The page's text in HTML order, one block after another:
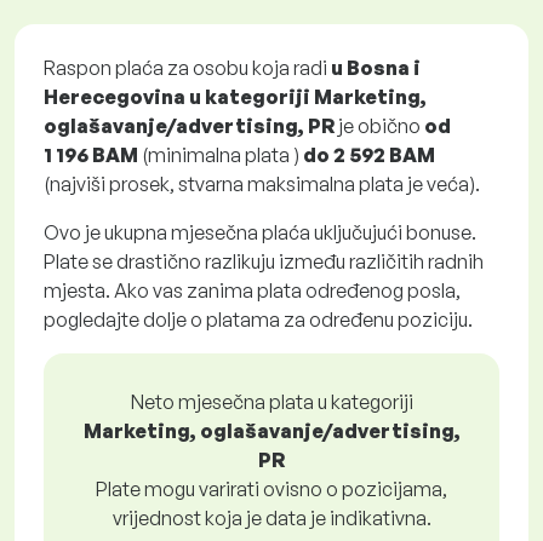
Raspon plaća za osobu koja radi u Bosna i
Herecegovina u kategoriji Marketing,
oglašavanje/advertising, PR je obično od
1 196 BAM (minimalna plata ) do 2 592 BAM
(najviši prosek, stvarna maksimalna plata je veća).
Ovo je ukupna mjesečna plaća uključujući bonuse.
Plate se drastično razlikuju između različitih radnih
mjesta. Ako vas zanima plata određenog posla,
pogledajte dolje o platama za određenu poziciju.
Neto mjesečna plata u kategoriji
Marketing, oglašavanje/advertising,
PR
Plate mogu varirati ovisno o pozicijama,
vrijednost koja je data je indikativna.